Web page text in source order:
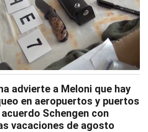
advierte a Meloni que hay
en aeropuertos y puertos
Schengen con
vacaciones de agosto